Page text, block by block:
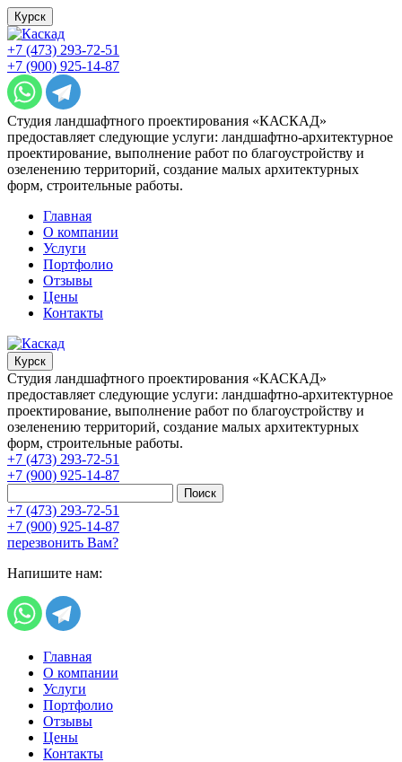
Курск
+7 (473) 293-72-51
+7 (900) 925-14-87
Студия ландшафтного проектирования «КАСКАД»
предоставляет следующие услуги: ландшафтно-архитектурное
проектирование, выполнение работ по благоустройству и
озеленению территорий, создание малых архитектурных
форм, строительные работы.
Главная
О компании
Услуги
Портфолио
Отзывы
Цены
Контакты
Курск
Студия ландшафтного проектирования «КАСКАД»
предоставляет следующие услуги: ландшафтно-архитектурное
проектирование, выполнение работ по благоустройству и
озеленению территорий, создание малых архитектурных
форм, строительные работы.
+7 (473) 293-72-51
+7 (900) 925-14-87
Поиск
+7 (473) 293-72-51
+7 (900) 925-14-87
перезвонить Вам?
Напишите нам:
Главная
О компании
Услуги
Портфолио
Отзывы
Цены
Контакты